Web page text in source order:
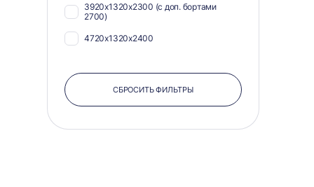
3920х1320х2300 (с доп. бортами
2700)
4720х1320х2400
СБРОСИТЬ ФИЛЬТРЫ